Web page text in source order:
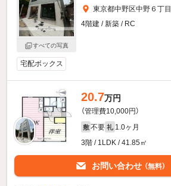
すべての写真
東京都中野区中野６丁目
4階建 / 新築 / RC
宅配ボックス
20.7万円
（管理費10,000円）
敷 不要 礼 1.0ヶ月
3階 / 1LDK / 41.85㎡
お問い合わせ （無料）